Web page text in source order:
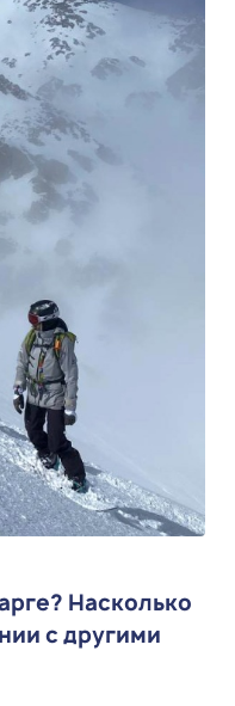
Насколько
с другими